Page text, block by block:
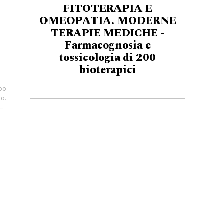
FITOTERAPIA E
OMEOPATIA. MODERNE
TERAPIE MEDICHE -
Farmacognosia e
tossicologia di 200
bioterapici